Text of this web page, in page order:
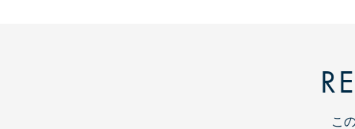
こ